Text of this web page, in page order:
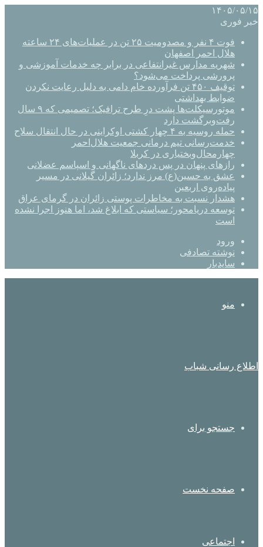
۱۴۰۵/۰۵/۱۵
خبر فوری
فوت ۴ نفر و مصدومیت ۲۵ تن در عملیات‌های ۲۴ ساعته
هلال احمر اصفهان
شهریه مدارس غیرانتفاعی در برابر چه خدمات آموزشی و
پرورشی پرداخت می‌شود؟
توقیف ۴۵۰ تن فرآورده خام دامی به دلیل رعایت نکردن
ضوابط بهداشتی
موتورسیکلت‌ها پشت درِ طرح ترافیک؛ تصمیمی که ۹ سال
رفت‌وبرگشت دارد
حمله روسیه به ۴ چهار کشتی اوکراینی در حال انتقال سلاح
خدمت‌رسانی تیم درمانی جمعیت هلال‌احمر
چهارمحال‌وبختیاری در کربلا
رازهای پنهان در پس دردهای ناگهانی و اسپاسم عضلانی
عشق به حسین(ع) مرز ندارد؛ زائران گیلانی در مسیر
پیاده‌روی اربعین
هشدار نسبت به مخاطرات پوستی زائران در گرمای عراق
توسعه دریامحور؛ سیاستی که ابلاغ شد، اما هنوز اجرا نشده
است
ورود
نوشته تصادفی
سایدبار
منو
اطلاع رسانی شباب
جستجو برای
صفحه نخست
اجتماعی